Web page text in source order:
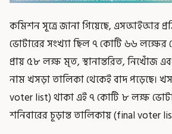
কমিশন সূত্রে জানা গিয়েছে, এসআইআর
ভোটারের সংখ্যা ছিল ৭ কোটি ৬৬ লক্ষের
প্রায় ৫৮ লক্ষ মৃত, স্থানান্তরিত, নিখোঁজ
নাম খসড়া তালিকা থেকেই বাদ পড়েছে।
voter list) থাকা এই ৭ কোটি ৮ লক্ষ
শনিবারের চূড়ান্ত তালিকায় (final voter